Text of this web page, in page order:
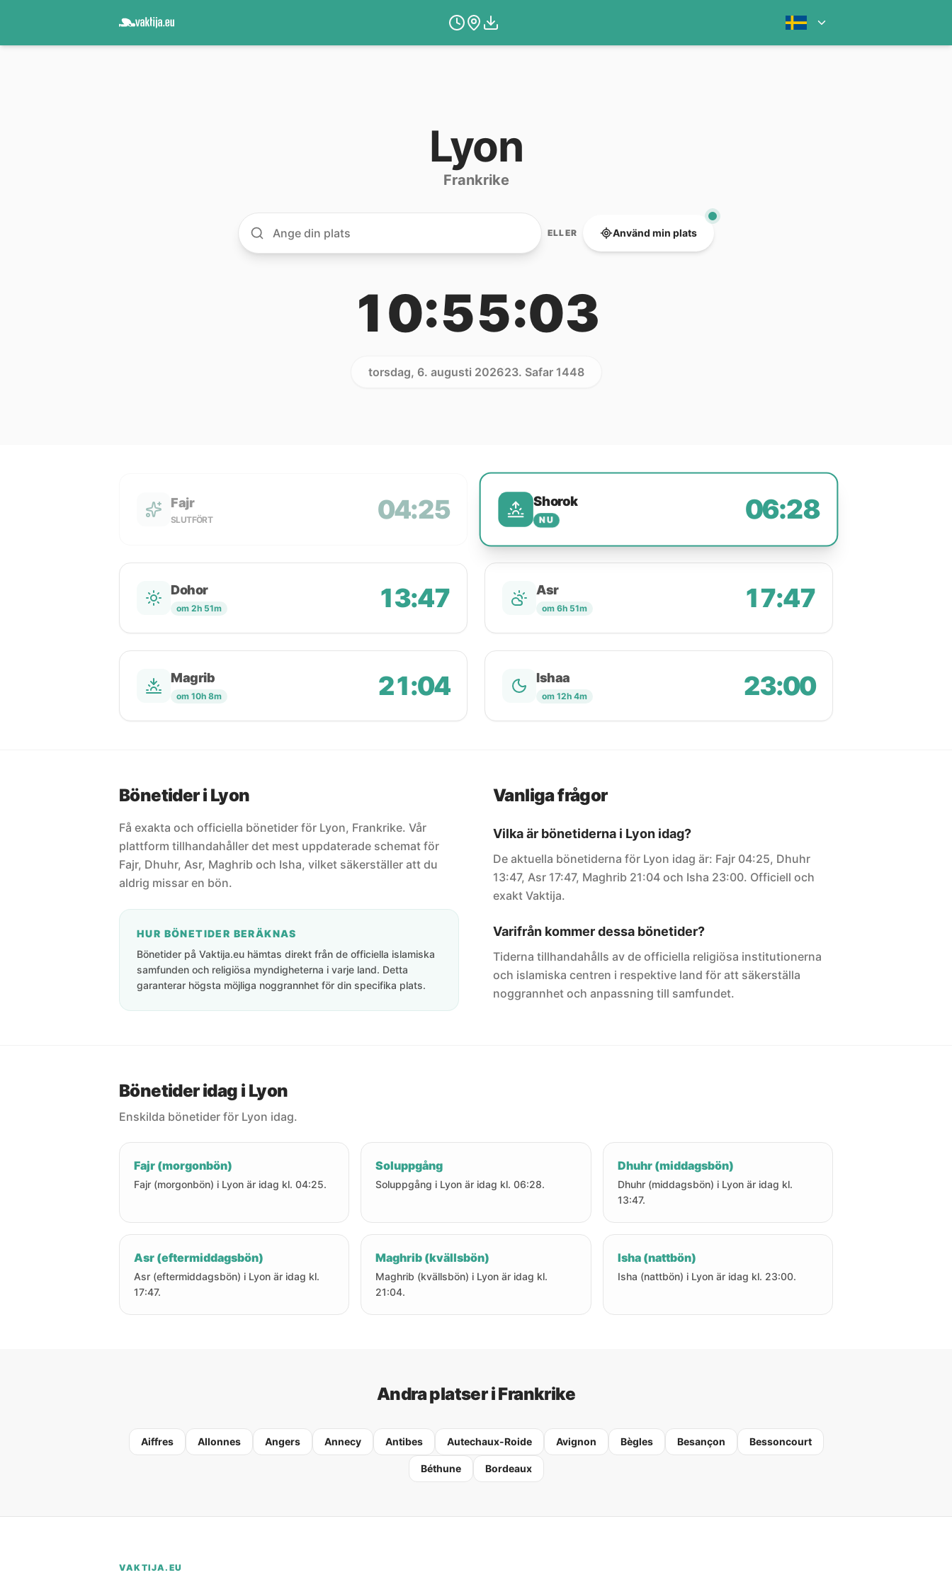
Lyon
Frankrike
ELLER Använd min plats
10:55:03
torsdag, 6. augusti 202623. Safar 1448
Fajr
SLUTFÖRT 04:25 Shorok
NU 06:28
Dohor
om 2h 51m 13:47 Asr
om 6h 51m 17:47
Magrib
om 10h 8m 21:04 Ishaa
om 12h 4m 23:00
Bönetider i Lyon
Få exakta och officiella bönetider för Lyon, Frankrike. Vår
plattform tillhandahåller det mest uppdaterade schemat för
Fajr, Dhuhr, Asr, Maghrib och Isha, vilket säkerställer att du
aldrig missar en bön.
HUR BÖNETIDER BERÄKNAS
Bönetider på Vaktija.eu hämtas direkt från de officiella islamiska
samfunden och religiösa myndigheterna i varje land. Detta
garanterar högsta möjliga noggrannhet för din specifika plats.
Vanliga frågor
Vilka är bönetiderna i Lyon idag?
De aktuella bönetiderna för Lyon idag är: Fajr 04:25, Dhuhr
13:47, Asr 17:47, Maghrib 21:04 och Isha 23:00. Officiell och
exakt Vaktija.
Varifrån kommer dessa bönetider?
Tiderna tillhandahålls av de officiella religiösa institutionerna
och islamiska centren i respektive land för att säkerställa
noggrannhet och anpassning till samfundet.
Bönetider idag i Lyon
Enskilda bönetider för Lyon idag.
Fajr (morgonbön)
Fajr (morgonbön) i Lyon är idag kl. 04:25.
Soluppgång
Soluppgång i Lyon är idag kl. 06:28.
Dhuhr (middagsbön)
Dhuhr (middagsbön) i Lyon är idag kl.
13:47.
Asr (eftermiddagsbön)
Asr (eftermiddagsbön) i Lyon är idag kl.
17:47.
Maghrib (kvällsbön)
Maghrib (kvällsbön) i Lyon är idag kl.
21:04.
Isha (nattbön)
Isha (nattbön) i Lyon är idag kl. 23:00.
Andra platser i Frankrike
Aiffres Allonnes Angers Annecy Antibes Autechaux-Roide Avignon Bègles Besançon Bessoncourt
Béthune Bordeaux
VAKTIJA.EU